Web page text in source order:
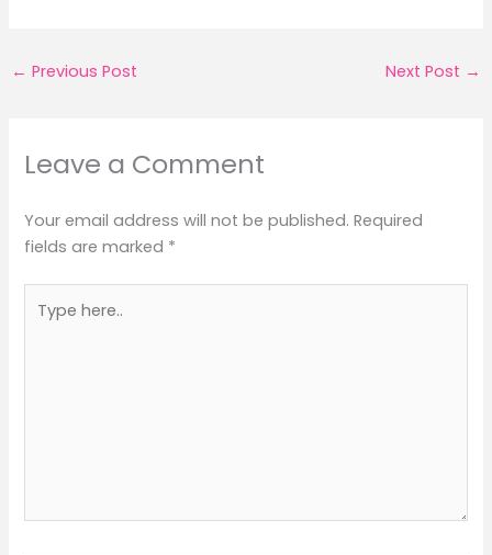
← Previous Post Next Post →
Leave a Comment
Your email address will not be published. Required
fields are marked *
here..